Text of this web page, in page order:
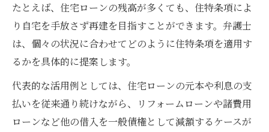
たとえば、住宅ローンの残高が多くても、住特条項によ
り自宅を手放さず再建を目指すことができます。弁護士
は、個々の状況に合わせてどのように住特条項を適用す
るかを具体的に提案します。
代表的な活用例としては、住宅ローンの元本や利息の支
払いを従来通り続けながら、リフォームローンや諸費用
ローンなど他の借入を一般債権として減額するケースが